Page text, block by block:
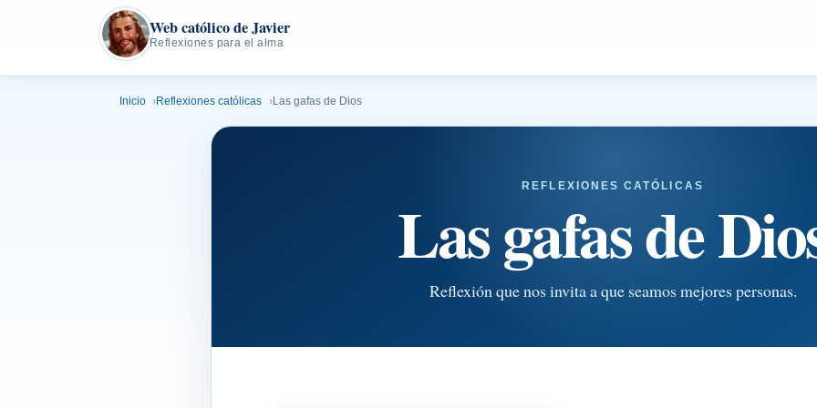
Web católico de Javier
Reflexiones para el alma
Inicio Reflexiones católicas Las gafas de Dios
REFLEXIONES CATÓLICAS
Las gafas de
Reflexión que nos invita a que seamos mejores personas.